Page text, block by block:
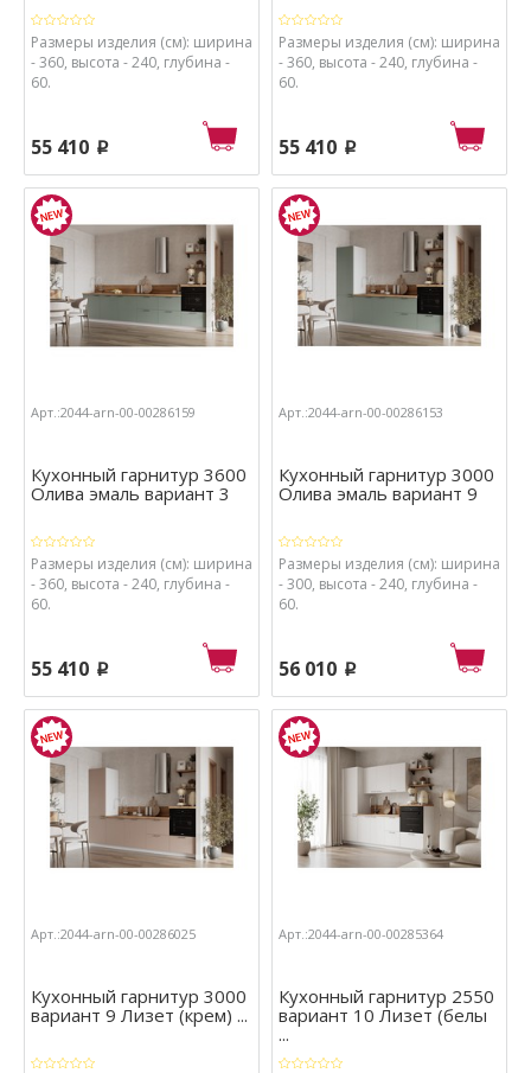
Размеры изделия (см): ширина
- 360, высота - 240, глубина -
60.
55 410 p
Размеры изделия (см): ширина
- 360, высота - 240, глубина -
60.
55 410 p
Арт.:2044-arn-00-00286159
Кухонный гарнитур 3600
Олива эмаль вариант 3
Размеры изделия (см): ширина
- 360, высота - 240, глубина -
60.
55 410 p
Арт.:2044-arn-00-00286153
Кухонный гарнитур 3000
Олива эмаль вариант 9
Размеры изделия (см): ширина
- 300, высота - 240, глубина -
60.
56 010 p
Арт.:2044-arn-00-00286025
Кухонный гарнитур 3000
вариант 9 Лизет (крем) ...
Арт.:2044-arn-00-00285364
Кухонный гарнитур 2550
вариант 10 Лизет (белы
...